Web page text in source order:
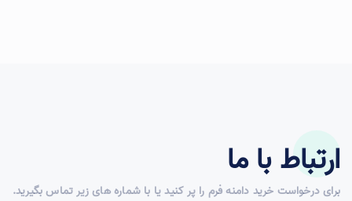
ارتباط با ما
برای درخواست خرید دامنه فرم را پر کنید یا با شماره های زیر تماس بگیرید.